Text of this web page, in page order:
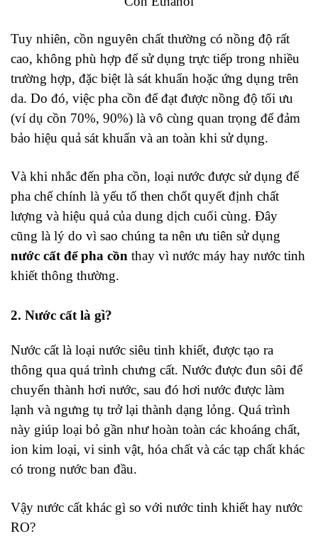
Tuy nhiên, cồn nguyên chất thường có nồng độ rất
cao, không phù hợp để sử dụng trực tiếp trong nhiều
trường hợp, đặc biệt là sát khuẩn hoặc ứng dụng trên
da. Do đó, việc pha cồn để đạt được nồng độ tối ưu
(ví dụ cồn 70%, 90%) là vô cùng quan trọng để đảm
bảo hiệu quả sát khuẩn và an toàn khi sử dụng.
Và khi nhắc đến pha cồn, loại nước được sử dụng để
pha chế chính là yếu tố then chốt quyết định chất
lượng và hiệu quả của dung dịch cuối cùng. Đây
cũng là lý do vì sao chúng ta nên ưu tiên sử dụng
nước cất để pha cồn thay vì nước máy hay nước tinh
khiết thông thường.
2. Nước cất là gì?
Nước cất là loại nước siêu tinh khiết, được tạo ra
thông qua quá trình chưng cất. Nước được đun sôi để
chuyển thành hơi nước, sau đó hơi nước được làm
lạnh và ngưng tụ trở lại thành dạng lỏng. Quá trình
này giúp loại bỏ gần như hoàn toàn các khoáng chất,
ion kim loại, vi sinh vật, hóa chất và các tạp chất khác
có trong nước ban đầu.
Vậy nước cất khác gì so với nước tinh khiết hay nước
RO?